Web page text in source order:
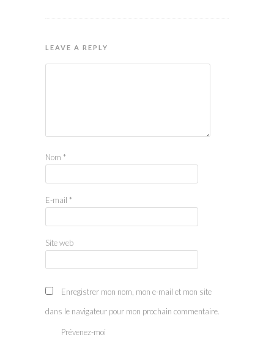
LEAVE A REPLY
Nom *
E-mail *
Site web
Enregistrer mon nom, mon e-mail et mon site
dans le navigateur pour mon prochain commentaire.
Prévenez-moi